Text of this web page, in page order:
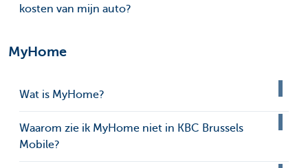
kosten van mijn auto?
MyHome
Wat is MyHome?
Waarom zie ik MyHome niet in KBC Brussels
Mobile?